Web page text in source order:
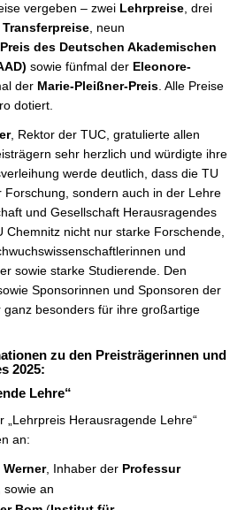
f
vergeben – zwei Lehrpreise drei
Transferpreise neun
Preis des Deutschen Akademischen
sowie fünfmal der Eleonore-
der Marie-Pleißner-Preis . Alle Preise
dotiert.
, Rektor der TUC, gratulierte allen
sehr herzlich und würdigte ihre
werde deutlich, dass die TU
Forschung, sondern auch in der Lehre
und Gesellschaft Herausragendes
Chemnitz nicht nur starke Forschende,
und
sowie starke Studierende. Den
Sponsorinnen und Sponsoren der
ganz besonders für ihre großartige
zu den Preisträgerinnen und
2025:
Lehre“
„Lehrpreis Herausragende Lehre“
an:
Werner, Inhaber der Professur
sowie an